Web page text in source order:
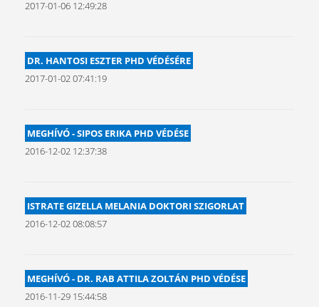
2017-01-06 12:49:28
DR. HANTOSI ESZTER PHD VÉDÉSÉRE
2017-01-02 07:41:19
MEGHÍVÓ - SIPOS ERIKA PHD VÉDÉSE
2016-12-02 12:37:38
ISTRATE GIZELLA MELANIA DOKTORI SZIGORLAT
2016-12-02 08:08:57
MEGHÍVÓ - DR. RAB ATTILA ZOLTÁN PHD VÉDÉSE
2016-11-29 15:44:58